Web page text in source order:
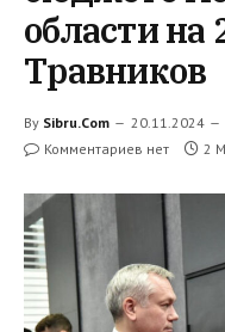
области на
Травников
By Sibru.Com 20.11.2024
Комментариев нет 2